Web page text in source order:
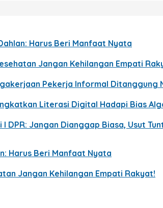
Harus Beri Manfaat Nyata
Jangan Kehilangan Empati
Pekerja Informal Ditanggung
Literasi Digital Hadapi Bias
DPR: Jangan Dianggap Biasa, Usut
Harus Beri Manfaat Nyata
Jangan Kehilangan Empati Rakyat!